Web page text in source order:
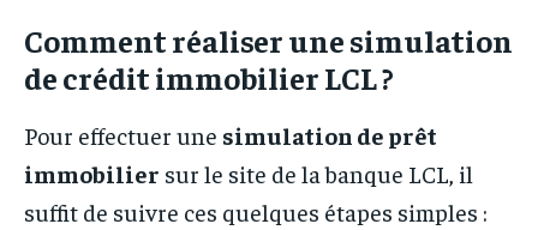
Comment réaliser une simulation
de crédit immobilier LCL ?
Pour effectuer une simulation de prêt
immobilier sur le site de la banque LCL, il
suffit de suivre ces quelques étapes simples :